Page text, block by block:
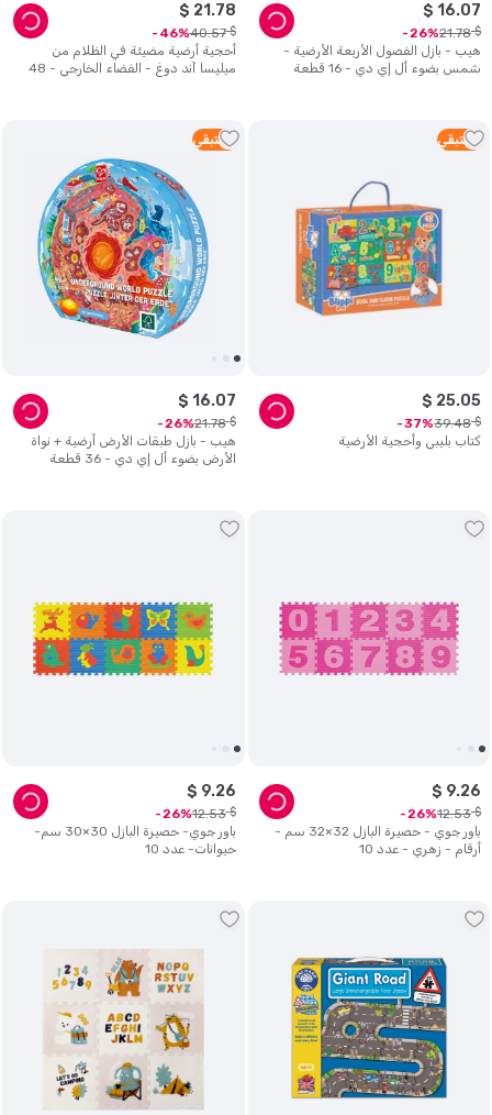
هيب - بازل الفصول الأربعة الأرضية -
شمس بضوء أل إي دي - 16 قطعة
$ 16.07
$
21.78
26
أحجية أرضية مضيئة في الظلام من
ميليسا آند دوغ - الفضاء الخارجي - 48
$ 21 .78
$
40.57
46
3 متبقي
كتاب بليبي وأحجية الأرضية
$ 25.05
$
39.48
37
2 متبقي
هيب - بازل طبقات الأرض أرضية + نواة
الأرض بضوء أل إي دي - 36 قطعة
$ 16.07
$
21.78
26
باور جوي - حصيرة البازل 32×32 سم -
أرقام - زهري - عدد 10
$ 9.26
$
12.53
26
باور جوي- حصيرة البازل 30×30 سم-
حيوانات- عدد 10
$ 9.26
$
12.53
26